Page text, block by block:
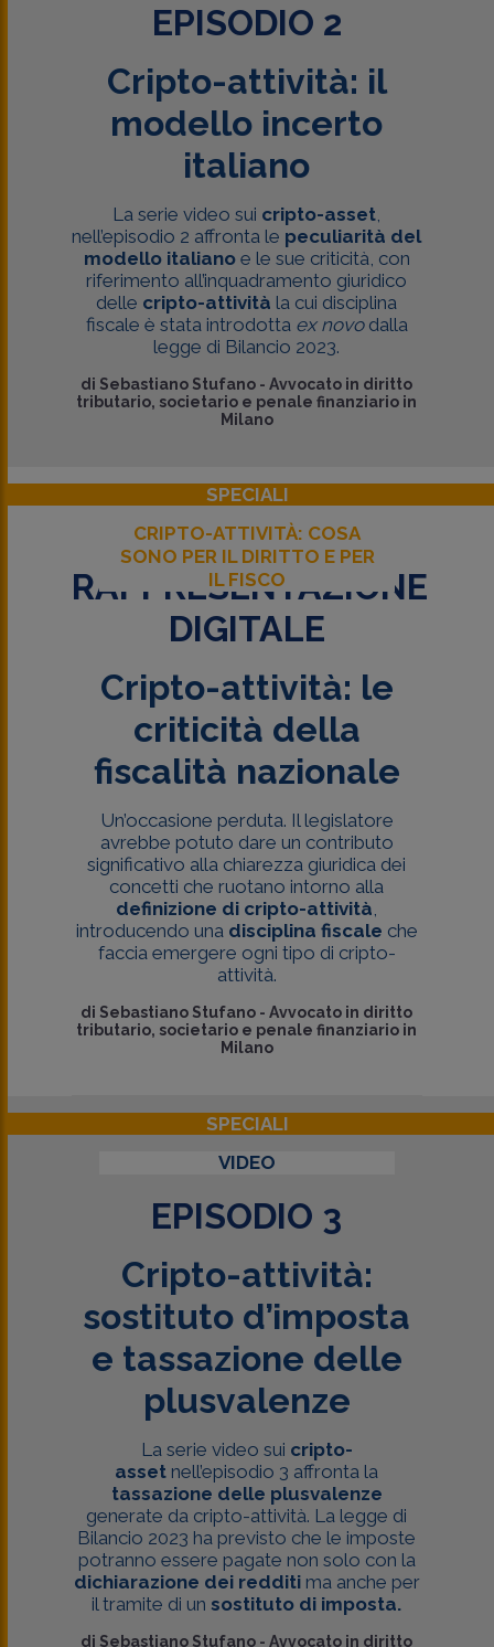
EPISODIO 2
Cripto-attività: il
modello incerto
italiano
La serie video sui cripto-asset
nell’episodio 2 affronta le peculiarità del
modello italianoe le sue criticità, con
riferimento all’inquadramento giuridico
delle cripto-attività la cui disciplina
fiscale è stata introdotta ex novodalla
legge di Bilancio 2023.
di Sebastiano Stufano -Avvocato in diritto
tributario, societario e penale finanziario in
Milano
SPECIALI
CRIPTO-ATTIVITÀ: COSA
SONO PER IL DIRITTO E PER
IL FISCO
RAPPRESENTAZIONE
DIGITALE
Cripto-attività: le
criticità della
fiscalità nazionale
Un’occasione perduta. Il legislatore
avrebbe potuto dare un contributo
significativo alla chiarezza giuridica dei
concetti che ruotano intorno alla
definizione di cripto-attività
introducendo una disciplina fiscale che
faccia emergere ogni tipo di cripto-
attività.
di Sebastiano Stufano -Avvocato in diritto
tributario, societario e penale finanziario in
Milano
SPECIALI
VIDEO
EPISODIO 3
Cripto-attività:
sostituto d’imposta
e tassazione delle
plusvalenze
La serie video sui cripto-
asset nell’episodio 3 affronta la
tassazione delle plusvalenze
generate da cripto-attività. La legge di
Bilancio 2023 ha previsto che le imposte
potranno essere pagate non solo con la
dichiarazione dei redditi ma anche per
il tramite di unsostituto di imposta.
di Sebastiano Stufano -Avvocato in diritto